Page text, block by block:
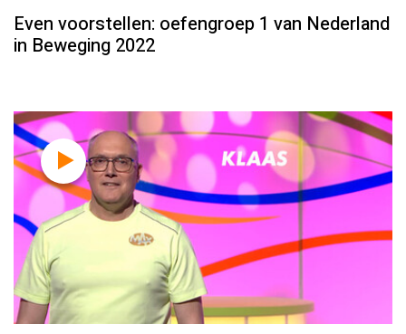
Even voorstellen: oefengroep 1 van Nederland
in Beweging 2022